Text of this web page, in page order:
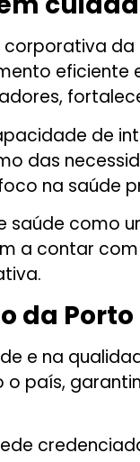
eficiente
de
das
na saúde
saúde como
a contar
da Porto
e na
país,